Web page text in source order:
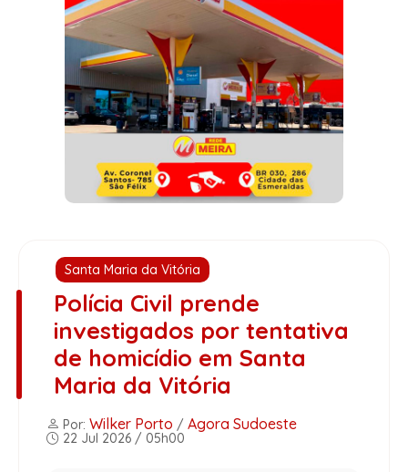
Santa Maria da Vitória
Polícia Civil prende
investigados por tentativa
de homicídio em Santa
Maria da Vitória
Por: Wilker Porto / Agora Sudoeste
22 Jul 2026 / 05h00